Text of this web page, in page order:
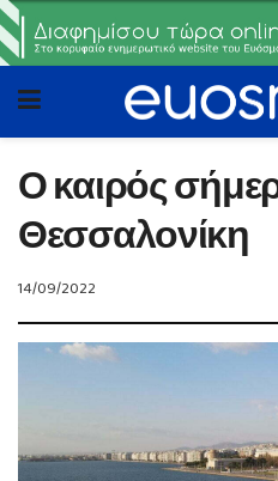
Ο καιρός
Θεσσαλονίκη
14/09/2022